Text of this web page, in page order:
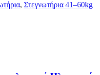
, Στεγνωτήρια 41–60kg